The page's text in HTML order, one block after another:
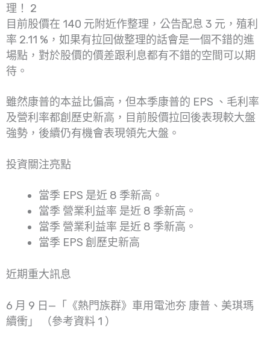
理！ 2
目前股價在 140 元附近作整理，公告配息 3 元，殖利
率 2.11 %，如果有拉回做整理的話會是一個不錯的進
場點，對於股價的價差跟利息都有不錯的空間可以期
待。
雖然康普的本益比偏高，但本季康普的 EPS 、毛利率
及營利率都創歷史新高，目前股價拉回後表現較大盤
強勢，後續仍有機會表現領先大盤。
投資關注亮點
當季 EPS 是近 8 季新高。
當季 營業利益率 是近 8 季新高。
當季 營業利益率 是近 8 季新高。
當季 EPS 創歷史新高
近期重大訊息
6 月 9 日—「《熱門族群》車用電池夯 康普、美琪瑪
續衝」 （參考資料 1 ）